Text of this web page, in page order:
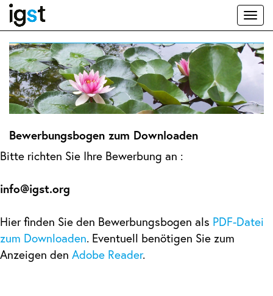
Bewerbungsbogen zum Downloaden
Bitte richten Sie Ihre Bewerbung an :
info@igst.org
Hier finden Sie den Bewerbungsbogen als PDF-Datei
zum Downloaden. Eventuell benötigen Sie zum
Anzeigen den Adobe Reader.